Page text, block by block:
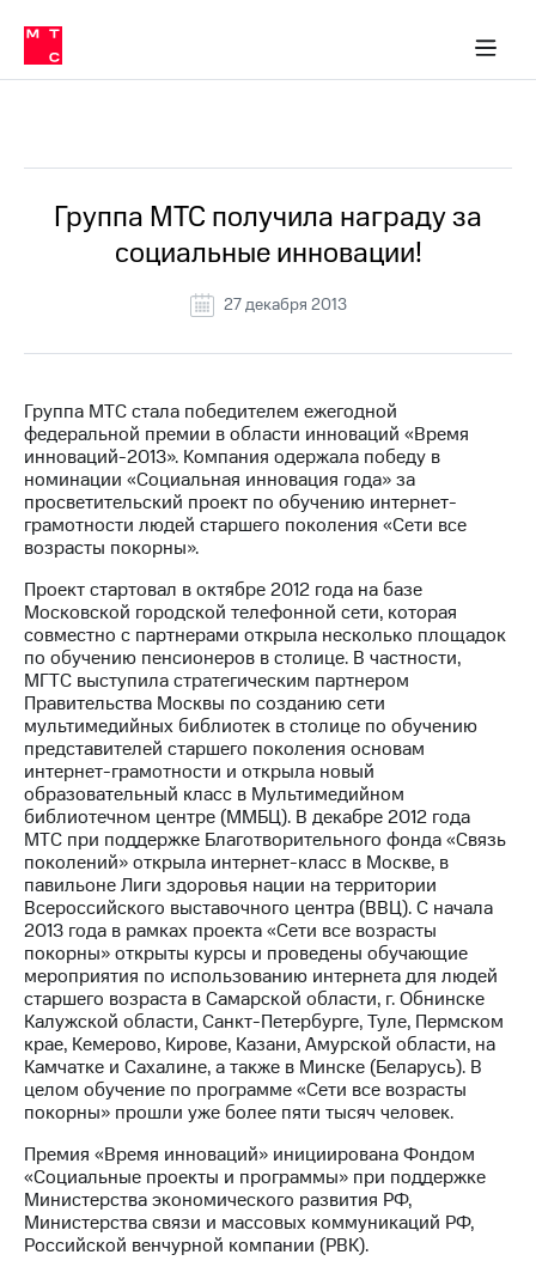
Медиа-центр
и акционерам
Устойчивое развитие
Комплаенс и деловая этика
компании
Карьера
История
компании
Руководство
Контакты
Медиа-центр
Пресс-
релизы
о технологиях
Достижения
Интервью
Финансовая
отчетность
Контакты
Новости
в
регионе
и акционерам
Корпоративное
управление
Корпоративный
секретарь
Раскрытие
информации
Информация
акционерам
Документы
ПАО
"МТС"
Собрания
акционеров
в МТС
Пресс-
релизы
о технологиях
Группа МТС получила награду за
социальные инновации!
27 декабря 2013
Группа МТС стала победителем ежегодной
федеральной премии в области инноваций «Время
инноваций-2013». Компания одержала победу в
номинации «Социальная инновация года» за
просветительский проект по обучению интернет-
грамотности людей старшего поколения «Сети все
возрасты покорны».
Проект стартовал в октябре 2012 года на базе
Московской городской телефонной сети, которая
совместно с партнерами открыла несколько площадок
по обучению пенсионеров в столице. В частности,
МГТС выступила стратегическим партнером
Правительства Москвы по созданию сети
мультимедийных библиотек в столице по обучению
представителей старшего поколения основам
интернет-грамотности и открыла новый
образовательный класс в Мультимедийном
библиотечном центре (ММБЦ). В декабре 2012 года
МТС при поддержке Благотворительного фонда «Связь
поколений» открыла интернет-класс в Москве, в
павильоне Лиги здоровья нации на территории
Всероссийского выставочного центра (ВВЦ). С начала
2013 года в рамках проекта «Сети все возрасты
покорны» открыты курсы и проведены обучающие
мероприятия по использованию интернета для людей
старшего возраста в Самарской области, г. Обнинске
Калужской области, Санкт-Петербурге, Туле, Пермском
крае, Кемерово, Кирове, Казани, Амурской области, на
Камчатке и Сахалине, а также в Минске (Беларусь). В
целом обучение по программе «Сети все возрасты
покорны» прошли уже более пяти тысяч человек.
Премия «Время инноваций» инициирована Фондом
«Социальные проекты и программы» при поддержке
Министерства экономического развития РФ,
Министерства связи и массовых коммуникаций РФ,
Российской венчурной компании (РВК).